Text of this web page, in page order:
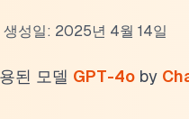
생성일: 2025년 4월 14일
된 모델 GPT-4o by